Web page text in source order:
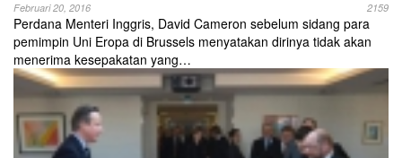
Februari 20, 2016 2159
Perdana Menteri Inggris, David Cameron sebelum sidang para
pemimpin Uni Eropa di Brussels menyatakan dirinya tidak akan
menerima kesepakatan yang…